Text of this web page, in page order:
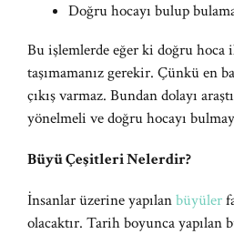
Doğru hocayı bulup
Bu işlemlerde eğer ki doğru hoca
taşımamanız gerekir. Çünkü en
çıkış varmaz. Bundan dolayı
yönelmeli ve doğru hocayı
Büyü Çeşitleri Nelerdir?
İnsanlar üzerine yapılanbüyüler
olacaktır. Tarih boyunca yapılan